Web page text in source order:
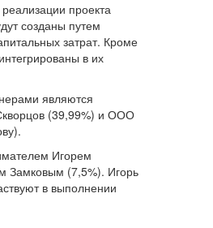
проекта
созданы путем
затрат. Кроме
в их
являются
(39,99%) и ООО
Игорем
Замковым (7,5%). Игорь
в выполнении